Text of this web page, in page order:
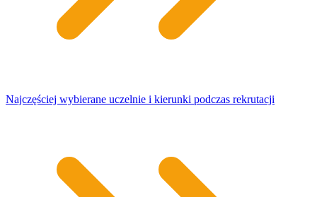
Najczęściej wybierane uczelnie i kierunki podczas rekrutacji